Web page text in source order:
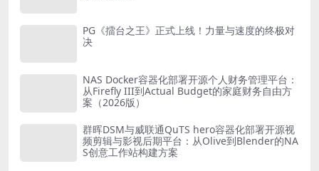
PG《擂台之王》正式上线！力量与速度的终极对
决
NAS Docker容器化部署开源个人财务管理平台：
从Firefly III到Actual Budget的家庭财务自由方
案（2026版）
群晖DSM与威联通QuTS hero容器化部署开源视
频剪辑与影视后期平台：从Olive到Blender的NA
S创意工作站构建方案